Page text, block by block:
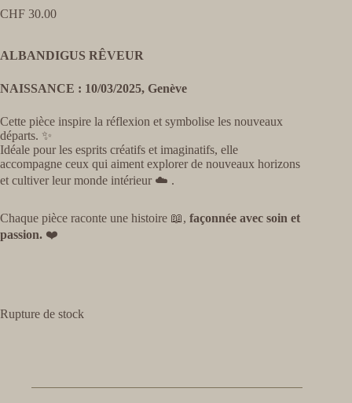
CHF 30.00
ALBANDIGUS RÊVEUR
NAISSANCE : 10/03/2025, Genève
Cette pièce inspire la réflexion et symbolise les nouveaux
départs. ✨
Idéale pour les esprits créatifs et imaginatifs, elle
accompagne ceux qui aiment explorer de nouveaux horizons
et cultiver leur monde intérieur ☁️ .
Chaque pièce raconte une histoire 📖, façonnée avec soin et
passion. ❤️
Rupture de stock